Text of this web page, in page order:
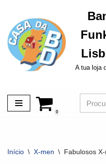
Avançar
para
o
conteúdo
A tua loja
0
Início \ X-men \ Fabulosos